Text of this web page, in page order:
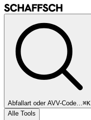
Abfallart oder AVV-Code…⌘K
Alle Tools